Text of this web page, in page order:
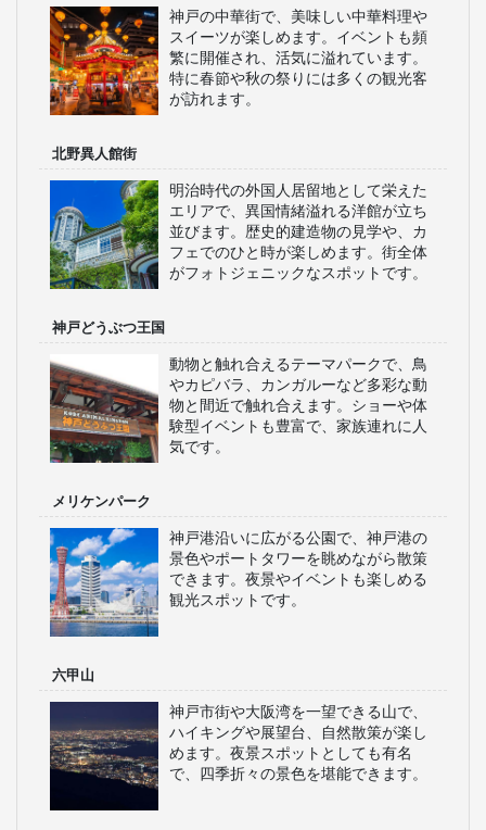
神戸の中華街で、美味しい中華料理や
スイーツが楽しめます。イベントも頻
繁に開催され、活気に溢れています。
特に春節や秋の祭りには多くの観光客
が訪れます。
北野異人館街
明治時代の外国人居留地として栄えた
エリアで、異国情緒溢れる洋館が立ち
並びます。歴史的建造物の見学や、カ
フェでのひと時が楽しめます。街全体
がフォトジェニックなスポットです。
神戸どうぶつ王国
動物と触れ合えるテーマパークで、鳥
やカピバラ、カンガルーなど多彩な動
物と間近で触れ合えます。ショーや体
験型イベントも豊富で、家族連れに人
気です。
メリケンパーク
神戸港沿いに広がる公園で、神戸港の
景色やポートタワーを眺めながら散策
できます。夜景やイベントも楽しめる
観光スポットです。
六甲山
神戸市街や大阪湾を一望できる山で、
ハイキングや展望台、自然散策が楽し
めます。夜景スポットとしても有名
で、四季折々の景色を堪能できます。